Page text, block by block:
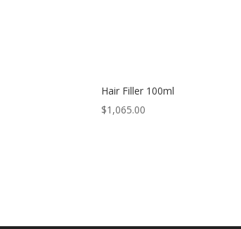
Hair Filler 100ml
$1,065.00